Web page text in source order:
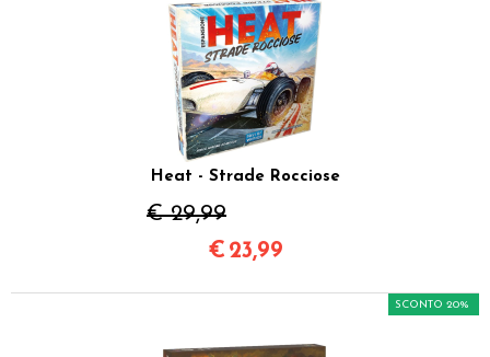
Heat - Strade Rocciose
€ 29,99
€ 23,99
SCONTO 20%